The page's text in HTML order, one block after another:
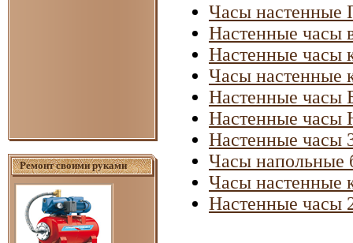
Ремонт своими руками
Часы настенные
Настенные часы
Настенные часы
Часы настенные
Настенные часы
Настенные часы
Настенные часы
Часы напольные
Часы настенные
Настенные часы